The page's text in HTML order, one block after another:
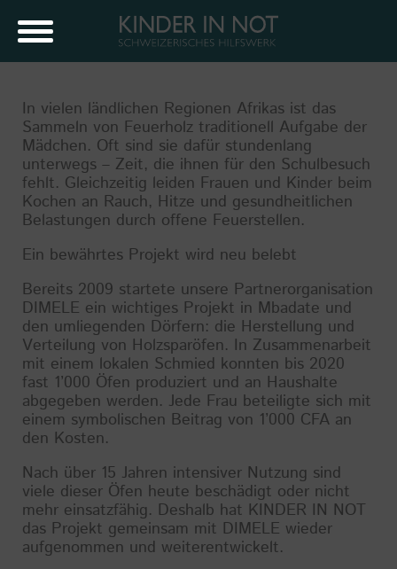
In vielen ländlichen Regionen Afrikas ist das
Sammeln von Feuerholz traditionell Aufgabe der
Mädchen. Oft sind sie dafür stundenlang
unterwegs – Zeit, die ihnen für den Schulbesuch
fehlt. Gleichzeitig leiden Frauen und Kinder beim
Kochen an Rauch, Hitze und gesundheitlichen
Belastungen durch offene Feuerstellen.
Ein bewährtes Projekt wird neu belebt
Bereits 2009 startete unsere Partnerorganisation
DIMELE ein wichtiges Projekt in Mbadate und
den umliegenden Dörfern: die Herstellung und
Verteilung von Holzsparöfen. In Zusammenarbeit
mit einem lokalen Schmied konnten bis 2020
fast 1’000 Öfen produziert und an Haushalte
abgegeben werden. Jede Frau beteiligte sich mit
einem symbolischen Beitrag von 1’000 CFA an
den Kosten.
Nach über 15 Jahren intensiver Nutzung sind
viele dieser Öfen heute beschädigt oder nicht
mehr einsatzfähig. Deshalb hat KINDER IN NOT
das Projekt gemeinsam mit DIMELE wieder
aufgenommen und weiterentwickelt.